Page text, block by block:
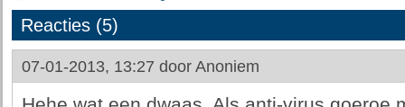
Reacties (5)
07-01-2013, 13:27 door Anoniem